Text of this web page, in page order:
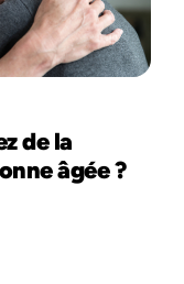
de la
âgée ?